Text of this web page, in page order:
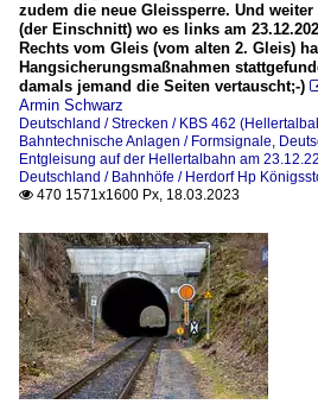
zudem die neue Gleissperre. Und
(der Einschnitt) wo es links am
Rechts vom Gleis (vom alten 2. Gleis)
Hangsicherungsmaßnahmen
damals jemand die Seiten vertauscht;-)
Armin Schwarz
Deutschland / Strecken / KBS 462
Bahntechnische Anlagen / Formsignale,
Entgleisung auf der Hellertalbahn am
Deutschland / Bahnhöfe / Herdorf Hp
 470 1571x1600 Px, 18.03.2023